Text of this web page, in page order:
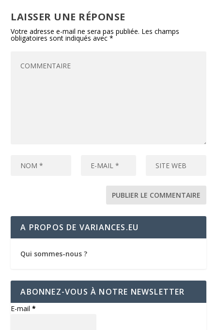
LAISSER UNE RÉPONSE
Votre adresse e-mail ne sera pas publiée. Les champs
obligatoires sont indiqués avec*
A PROPOS DE VARIANCES.EU
Qui sommes-nous ?
ABONNEZ-VOUS À NOTRE NEWSLETTER
E-mail*